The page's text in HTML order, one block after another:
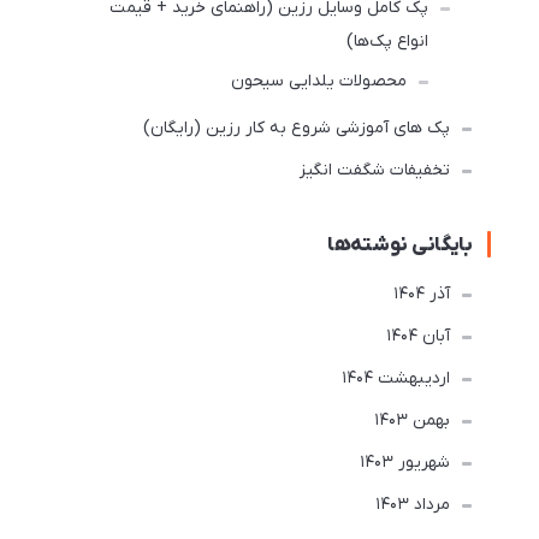
پک کامل وسایل رزین (راهنمای خرید + قیمت
انواع پک‌ها)
محصولات یلدایی سیحون
پک های آموزشی شروع به کار رزین (رایگان)
تخفیفات شگفت انگیز
بایگانی نوشته‌ها
آذر 1404
آبان 1404
ارديبهشت 1404
بهمن 1403
شهریور 1403
مرداد 1403